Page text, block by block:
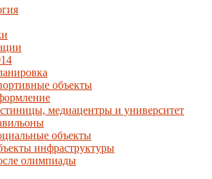
объекты
медиацентры и университет
объекты
инфраструктуры
олимпиады